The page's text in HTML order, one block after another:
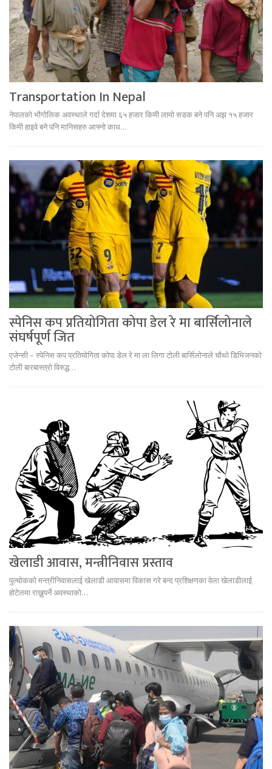
Transportation In Nepal
नेपालको भौगोलिक अवस्थाले गर्दा देशमा ६५ हजार किमी लामो सडक बने पनि अझ १५ हजार
किमी हाइवे बने पनि मानिसहरु आफ्नो काध…
स्पेनिस कप प्रतियोगिता कोपा डेल रे मा बार्सिलोनाले
संघर्षपूर्ण जित
एजेन्सी – स्पेनिस कप प्रतियोगिता कोपा डेल रे मा ला लिगा टोली बार्सिलोनाले चौथो डिभिजनको
टोली बारबास्त्रो विरुद्ध…
खेलाडी आवास, मन्त्रीनिवास प्रस्ताव
पुल्चोकको मन्त्रीनिवासलाई खेलाडी आवासमा विकास गरे बन्द प्रशिक्षणका वेला खेलाडीलाई
होटेलमा राख्नुपर्ने अवस्थाको…